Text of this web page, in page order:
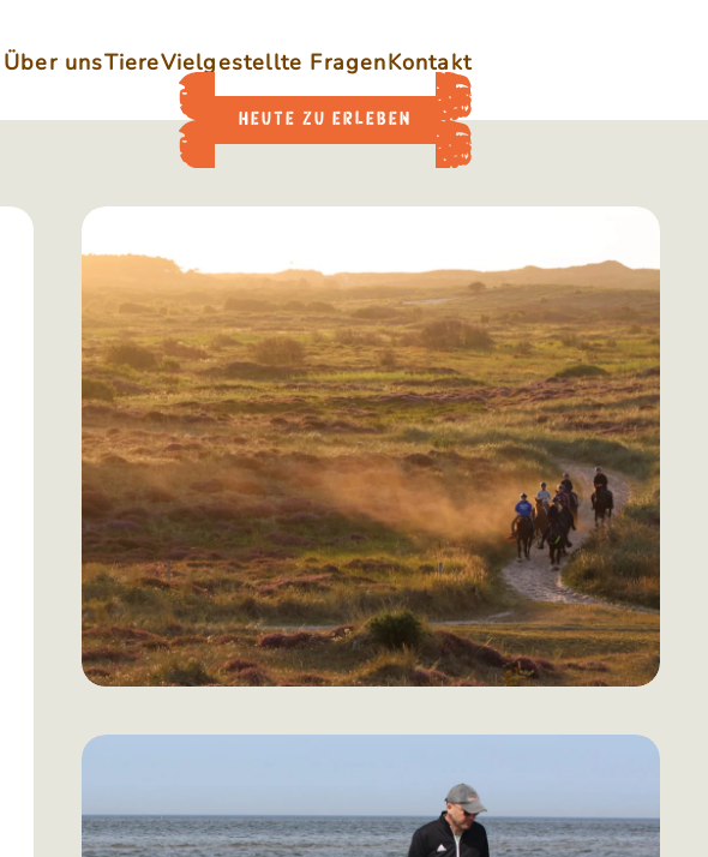
Über unsTiereVielgestellte FragenKontakt
HEUTE ZU ERLEBEN